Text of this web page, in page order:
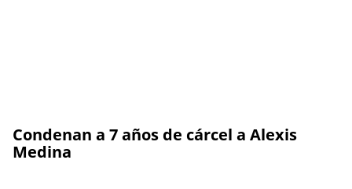
Condenan a 7 años de cárcel a Alexis
Medina